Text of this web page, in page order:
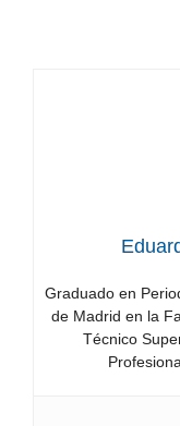
Graduado en
de Madrid en la
Técnico